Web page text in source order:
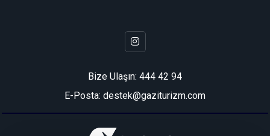
Bize Ulaşın: 444 42 94
E-Posta: destek@gaziturizm.com